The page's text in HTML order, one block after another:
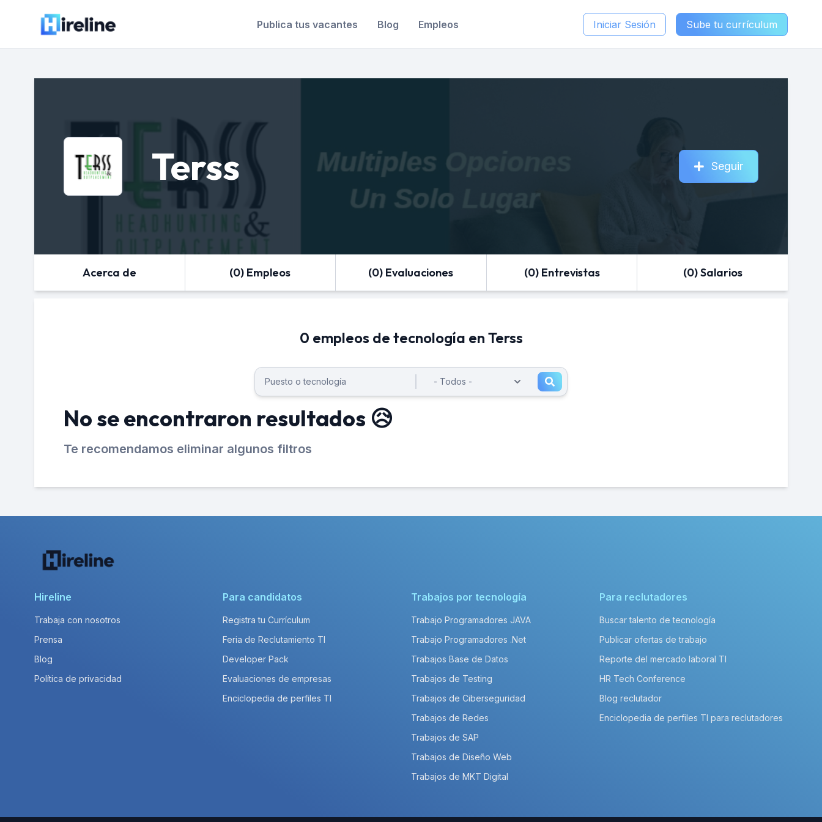
Publica tus vacantes Blog Empleos Iniciar Sesión Sube tu currículum
Terss Seguir
Acerca de (0) Empleos (0) Evaluaciones (0) Entrevistas (0) Salarios
0 empleos de tecnología en Terss
No se encontraron resultados 😥
Te recomendamos eliminar algunos filtros
Hireline
Trabaja con nosotros
Prensa
Blog
Política de privacidad
Para candidatos
Registra tu Currículum
Feria de Reclutamiento TI
Developer Pack
Evaluaciones de empresas
Enciclopedia de perfiles TI
Trabajos por tecnología
Trabajo Programadores JAVA
Trabajo Programadores .Net
Trabajos Base de Datos
Trabajos de Testing
Trabajos de Ciberseguridad
Trabajos de Redes
Trabajos de SAP
Trabajos de Diseño Web
Trabajos de MKT Digital
Para reclutadores
Buscar talento de tecnología
Publicar ofertas de trabajo
Reporte del mercado laboral TI
HR Tech Conference
Blog reclutador
Enciclopedia de perfiles TI para reclutadores